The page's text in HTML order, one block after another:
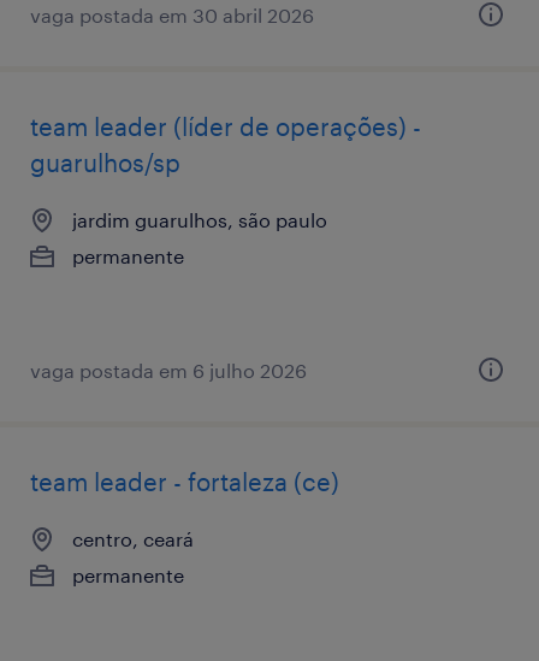
vaga postada em 30 abril 2026
team leader (líder de operações) -
guarulhos/sp
jardim guarulhos, são paulo
permanente
vaga postada em 6 julho 2026
team leader - fortaleza (ce)
centro, ceará
permanente